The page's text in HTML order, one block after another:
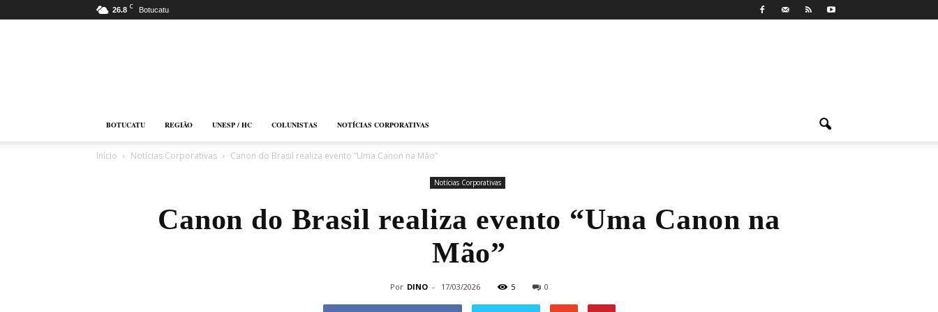
26.8 C Botucatu
BOTUCATU REGIÃO UNESP / HC COLUNISTAS NOTÍCIAS CORPORATIVAS
Início Notícias Corporativas Canon do Brasil realiza evento “Uma Canon na Mão”
Notícias Corporativas
Canon do Brasil realiza evento “Uma Canon na
Mão”
Por DINO - 17/03/2026 5 0